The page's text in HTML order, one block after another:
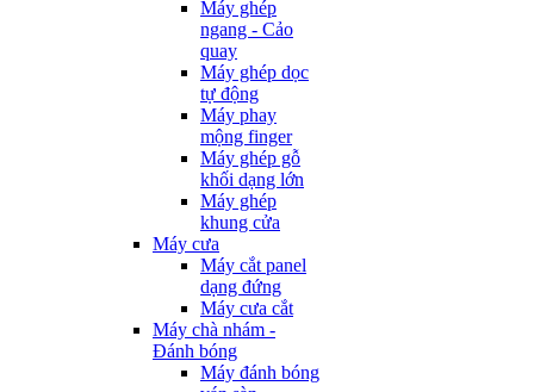
Máy ghép
ngang - Cảo
quay
Máy ghép dọc
tự động
Máy phay
mộng finger
Máy ghép gỗ
khối dạng lớn
Máy ghép
khung cửa
Máy cưa
Máy cắt panel
dạng đứng
Máy cưa cắt
Máy chà nhám -
Đánh bóng
Máy đánh bóng